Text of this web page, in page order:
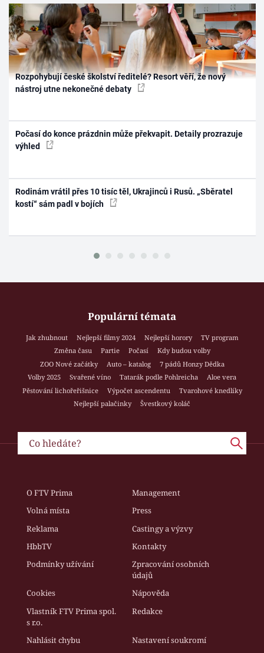
Rozpohybují české školství ředitelé? Resort věří, že nový
nástroj utne nekonečné debaty
Počasí do konce prázdnin může překvapit. Detaily prozrazuje
výhled
Rodinám vrátil přes 10 tisíc těl, Ukrajinců i Rusů. „Sběratel
kostí“ sám padl v bojích
Populární témata
Jak zhubnout Nejlepší filmy 2024 Nejlepší horory
TV program
Změna času
Partie Počasí
Kdy budou volby
ZOO Nové začátky
Auto – katalog
7 pádů Honzy Dědka
Volby 2025
Svařené víno Tatarák podle Pohlreicha
Aloe vera
Pěstování lichořeřišnice
Výpočet ascendentu
Tvarohové knedlíky
Nejlepší palačinky
Švestkový koláč
O FTV Prima
Management
Volná místa
Press
Reklama
Castingy a výzvy
HbbTV
Kontakty
Podmínky užívání
Zpracování osobních
údajů
Cookies
Nápověda
Vlastník FTV Prima spol.
s r.o.
Redakce
Nahlásit chybu Nastavení soukromí